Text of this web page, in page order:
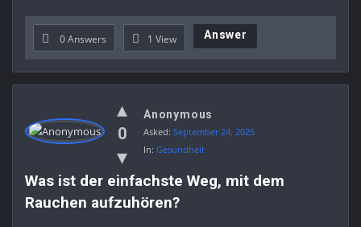
0 Answers 1 View Answer
0
Anonymous
Asked: September 24, 2025
In: Gesundheit
Was ist der einfachste Weg, mit dem
Rauchen aufzuhören?